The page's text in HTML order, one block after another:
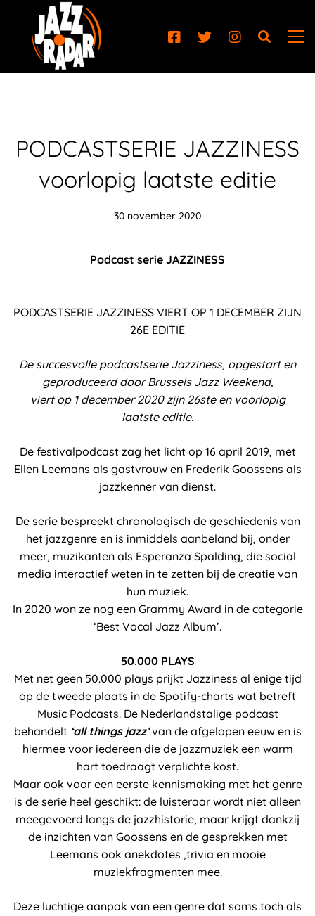
PODCASTSERIE JAZZINESS
voorlopig laatste editie
30 november 2020
Podcast serie JAZZINESS
PODCASTSERIE JAZZINESS VIERT OP 1 DECEMBER ZIJN
26E EDITIE
De succesvolle podcastserie Jazziness, opgestart en
geproduceerd door Brussels Jazz Weekend,
viert op 1 december 2020 zijn 26ste en voorlopig
laatste editie.
De festivalpodcast zag het licht op 16 april 2019, met
Ellen Leemans als gastvrouw en Frederik Goossens als
jazzkenner van dienst.
De serie bespreekt chronologisch de geschiedenis van
het jazzgenre en is inmiddels aanbeland bij, onder
meer, muzikanten als Esperanza Spalding, die social
media interactief weten in te zetten bij de creatie van
hun muziek.
In 2020 won ze nog een Grammy Award in de categorie
‘Best Vocal Jazz Album’.
50.000 PLAYS
Met net geen 50.000 plays prijkt Jazziness al enige tijd
op de tweede plaats in de Spotify-charts wat betreft
Music Podcasts. De Nederlandstalige podcast
behandelt‘all things jazz’van de afgelopen eeuw en is
hiermee voor iedereen die de jazzmuziek een warm
hart toedraagt verplichte kost.
Maar ook voor een eerste kennismaking met het genre
is de serie heel geschikt: de luisteraar wordt niet alleen
meegevoerd langs de jazzhistorie, maar krijgt dankzij
de inzichten van Goossens en de gesprekken met
Leemans ook anekdotes ,trivia en mooie
muziekfragmenten mee.
Deze luchtige aanpak van een genre dat soms toch als